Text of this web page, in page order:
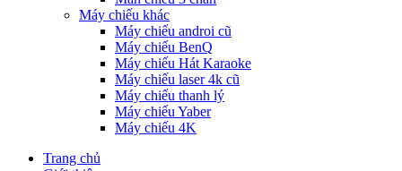
Máy chiếu khác
Máy chiếu androi cũ
Máy chiếu BenQ
Máy chiếu Hát Karaoke
Máy chiếu laser 4k cũ
Máy chiếu thanh lý
Máy chiếu Yaber
Máy chiếu 4K
Trang chủ